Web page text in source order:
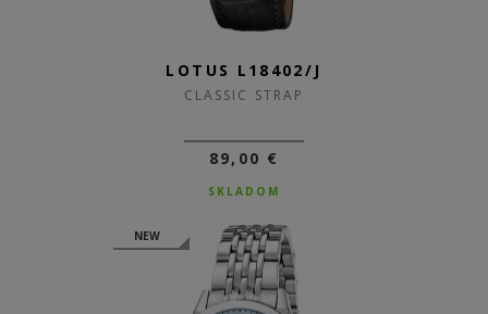
LOTUS L18402/J
CLASSIC STRAP
89,00 €
SKLADOM
NEW